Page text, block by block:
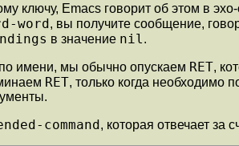
ключу, Emacs говорит об этом в
word, вы получите сообщение,
в значение nil.
имени, мы обычно опускаем RET,
RET, только когда необходимо
command, которая отвечает за